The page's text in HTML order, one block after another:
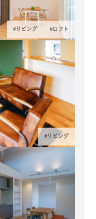
#リビング #ロフト
#リビング